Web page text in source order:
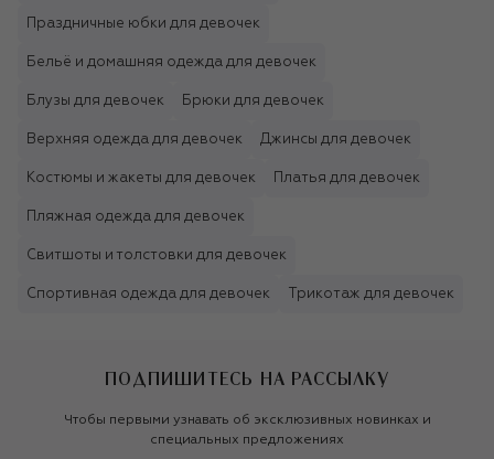
Праздничные юбки для девочек
Бельё и домашняя одежда для девочек
Блузы для девочек Брюки для девочек
Верхняя одежда для девочек Джинсы для девочек
Костюмы и жакеты для девочек Платья для девочек
Пляжная одежда для девочек
Свитшоты и толстовки для девочек
Спортивная одежда для девочек Трикотаж для девочек
ПОДПИШИТЕСЬ НА РАССЫЛКУ
Чтобы первыми узнавать об эксклюзивных новинках и
специальных предложениях